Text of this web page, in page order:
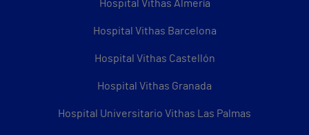
Hospital Vithas Almería
Hospital Vithas Barcelona
Hospital Vithas Castellón
Hospital Vithas Granada
Hospital Universitario Vithas Las Palmas